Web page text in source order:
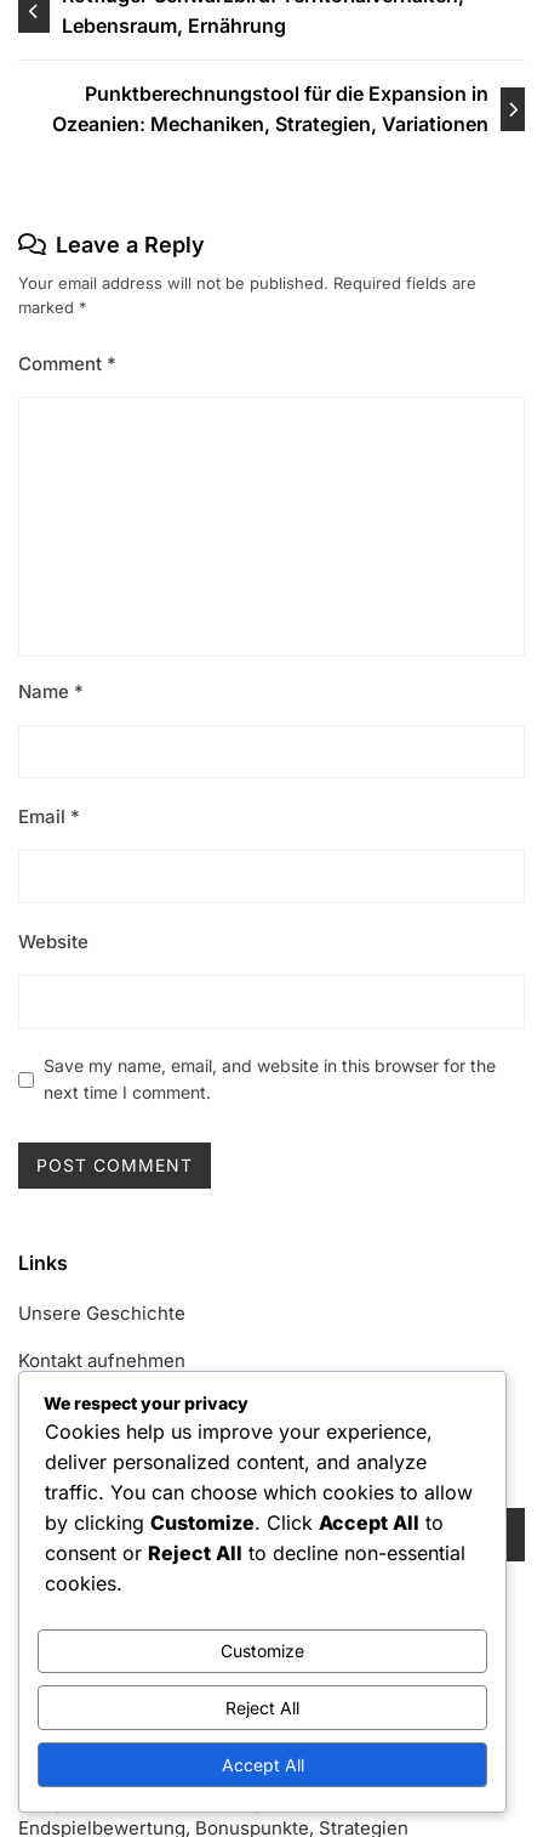
navigation
Lebensraum, Ernährung
Punktberechnungstool für die Expansion in
Ozeanien: Mechaniken, Strategien, Variationen
Leave a Reply
Your email address will not be published. Required fields are
marked *
Comment *
Name *
Email *
Website
Save my name, email, and website in this browser for the
next time I comment.
Links
Unsere Geschichte
Kontakt aufnehmen
Durchsuchen
Suche
Search
for:
Punktzahlrechner für Einzelspieler: Mechaniken,
Strategien, Variationen
Ozeanien Erweiterung Integration: Einrichtung,
Einzigartige Karten, Änderungen im Gameplay
Endspielbewertung, Bonuspunkte, Strategien
We respect your privacy
Cookies help us improve your experience,
deliver personalized content, and analyze
traffic. You can choose which cookies to allow
by clicking Customize. Click Accept All to
consent or Reject All to decline non-essential
cookies.
Customize
Reject All
Accept All